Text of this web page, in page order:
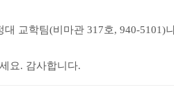
교학팀(비마관 317호, 940-5101)
요. 감사합니다.​